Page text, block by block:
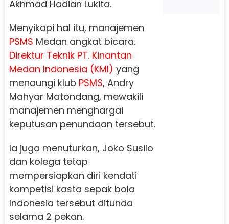
Akhmad Hadian Lukita.
Menyikapi hal itu, manajemen
PSMS Medan angkat bicara.
Direktur Teknik PT. Kinantan
Medan Indonesia (KMI) yang
menaungi klub PSMS, Andry
Mahyar Matondang, mewakili
manajemen menghargai
keputusan penundaan tersebut.
Ia juga menuturkan, Joko Susilo
dan kolega tetap
mempersiapkan diri kendati
kompetisi kasta sepak bola
Indonesia tersebut ditunda
selama 2 pekan.